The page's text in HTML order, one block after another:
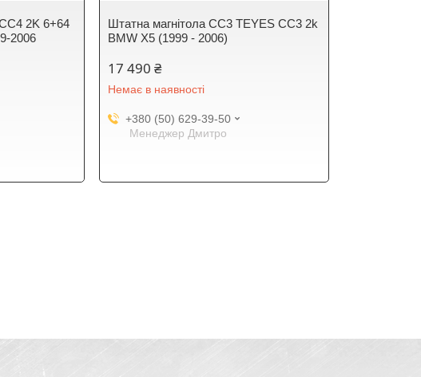
2K 6+64
2006
Штатна магнітола CC3 TEYES CC3 2k
BMW X5 (1999 - 2006)
17 490 ₴
Немає в наявності
+380 (50) 629-39-50
Менеджер Дмитро